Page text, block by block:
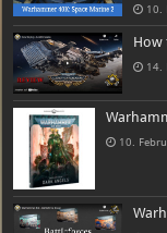
10.
How
14.
10.